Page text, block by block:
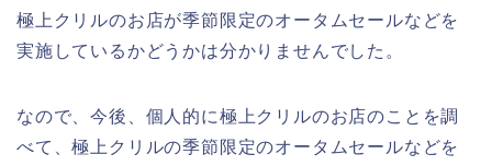
極上クリルのお店が季節限定のオータムセールなどを
実施しているかどうかは分かりませんでした。
なので、今後、個人的に極上クリルのお店のことを調
べて、極上クリルの季節限定のオータムセールなどを